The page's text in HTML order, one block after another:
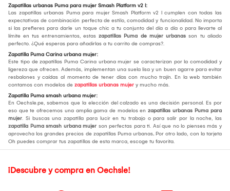
Zapatillas urbanas Puma para mujer Smash Platform v2 l:
Las zapatillas urbanas Puma para mujer Smash Platform v2 l cumplen con todas las
expectativas de combinación perfecta de estilo, comodidad y funcionalidad. No importa
si las prefieres para darle un toque chic a tu conjunto del día a día o para llevarte al
límite en tus entrenamientos, estas zapatillas Puma de mujer urbanas son tu aliado
perfecto. ¿Qué esperas para añadirlas a tu carrito de compras?.
Zapatilla Puma Carina urbana mujer:
Este tipo de zapatillas Puma Carina urbana mujer se caracterizan por la comodidad y
ligereza que ofrecen. Además, implementan una suela lisa y un buen agarre para evitar
resbalones y caídas al momento de tener días con mucho trajín. En la web también
contamos con modelos de zapatillas urbanas mujer y mucho más.
Zapatilla Puma smash urbana mujer:
En Oechsle.pe, sabemos que la elección del calzado es una decisión personal. Es por
eso que te ofrecemos una amplia gama de modelos en zapatillas urbanas Puma para
mujer. Si buscas una zapatilla para lucir en tu trabajo o para salir por la noche, las
zapatilla Puma smash urbana mujer son perfectas para ti. Así que no lo pienses más y
aprovecha los grandes precios de zapatillas Puma urbanas. Por otro lado, con la tarjeta
Oh puedes comprar tus zapatillas de esta marca, escoge tu favorita.
¡Descubre y compra en Oechsle!